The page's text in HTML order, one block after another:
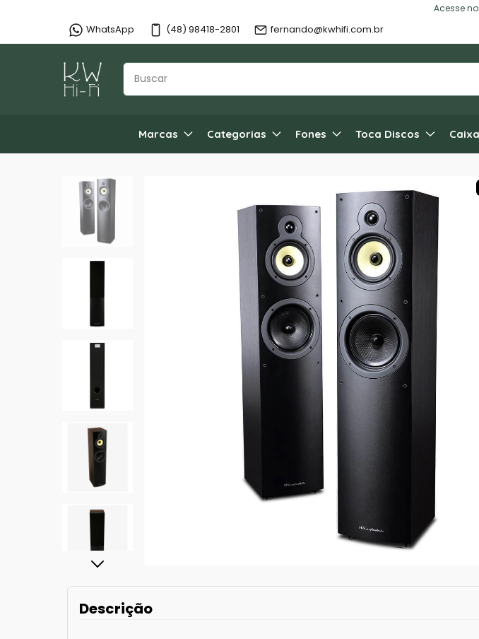
Acesse
WhatsApp (48) 98418-2801 fernando@kwhifi.com.br
Marcas Categorias Fones Toca Discos
Descrição